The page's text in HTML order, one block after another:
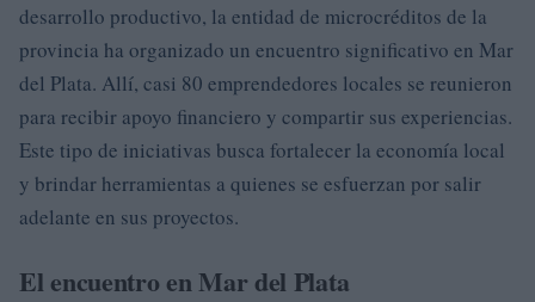
desarrollo productivo, la entidad de microcréditos de la
provincia ha organizado un encuentro significativo en Mar
del Plata. Allí, casi 80 emprendedores locales se reunieron
para recibir apoyo financiero y compartir sus experiencias.
Este tipo de iniciativas busca fortalecer la economía local
y brindar herramientas a quienes se esfuerzan por salir
adelante en sus proyectos.
El encuentro en Mar del Plata